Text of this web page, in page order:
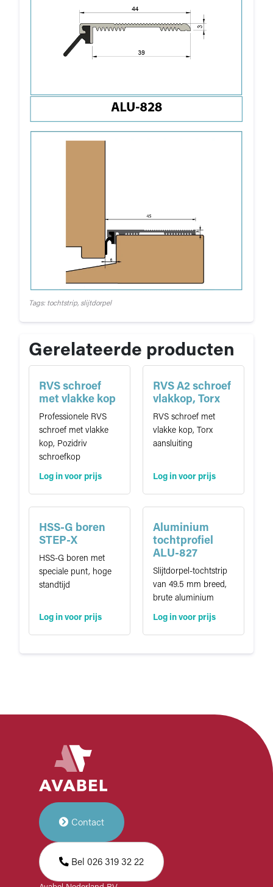
Tags: tochtstrip, slijtdorpel
Gerelateerde producten
RVS schroef
met vlakke kop
Professionele RVS
schroef met vlakke
kop, Pozidriv
schroefkop
Log in voor prijs
RVS A2 schroef
vlakkop, Torx
RVS schroef met
vlakke kop, Torx
aansluiting
Log in voor prijs
HSS-G boren
STEP-X
HSS-G boren met
speciale punt, hoge
standtijd
Log in voor prijs
Aluminium
tochtprofiel
ALU-827
Slijtdorpel-tochtstrip
van 49.5 mm breed,
brute aluminium
Log in voor prijs
Contact
Bel 026 319 32 22